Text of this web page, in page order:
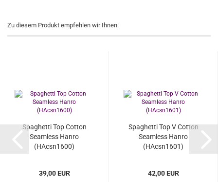
Zu diesem Produkt empfehlen wir Ihnen:
Spaghetti Top Cotton
Seamless Hanro
(HAcsn1600)
39,00 EUR
Spaghetti Top V Cotton
Seamless Hanro
(HAcsn1601)
42,00 EUR